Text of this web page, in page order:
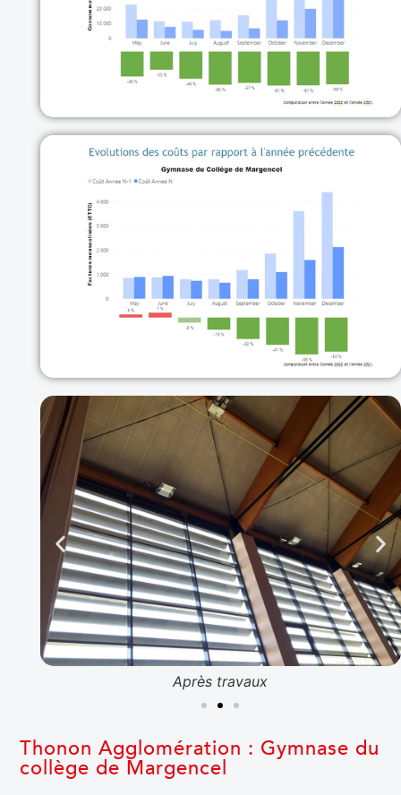
Thonon Agglomération : Gymnase du
collège de Margencel
Après travaux